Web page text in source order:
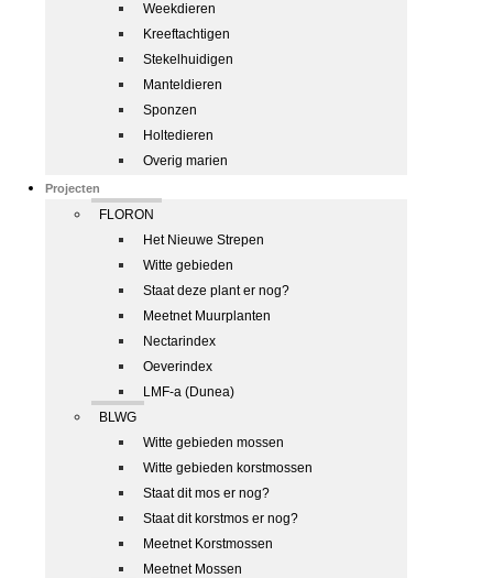
Weekdieren
Kreeftachtigen
Stekelhuidigen
Manteldieren
Sponzen
Holtedieren
Overig marien
Projecten
FLORON
Het Nieuwe Strepen
Witte gebieden
Staat deze plant er nog?
Meetnet Muurplanten
Nectarindex
Oeverindex
LMF-a (Dunea)
BLWG
Witte gebieden mossen
Witte gebieden korstmossen
Staat dit mos er nog?
Staat dit korstmos er nog?
Meetnet Korstmossen
Meetnet Mossen